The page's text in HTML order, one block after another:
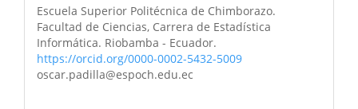
Escuela Superior Politécnica de Chimborazo.
Facultad de Ciencias, Carrera de Estadística
Informática. Riobamba - Ecuador.
https://orcid.org/0000-0002-5432-5009
oscar.padilla@espoch.edu.ec